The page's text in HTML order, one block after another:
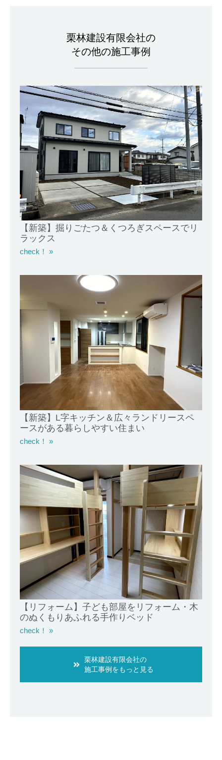
栗林建設有限会社の
その他の施工事例
【新築】掘りごたつ＆くつろぎスペースでリ
ラックス
check！ »
【新築】L字キッチン＆広々ランドリースペ
ースがある暮らしやすい住まい
check！ »
【リフォーム】子ども部屋をリフォーム・木
のぬくもりあふれる手作りベッド
check！ »
栗林建設有限会社の
施工事例をもっと見る